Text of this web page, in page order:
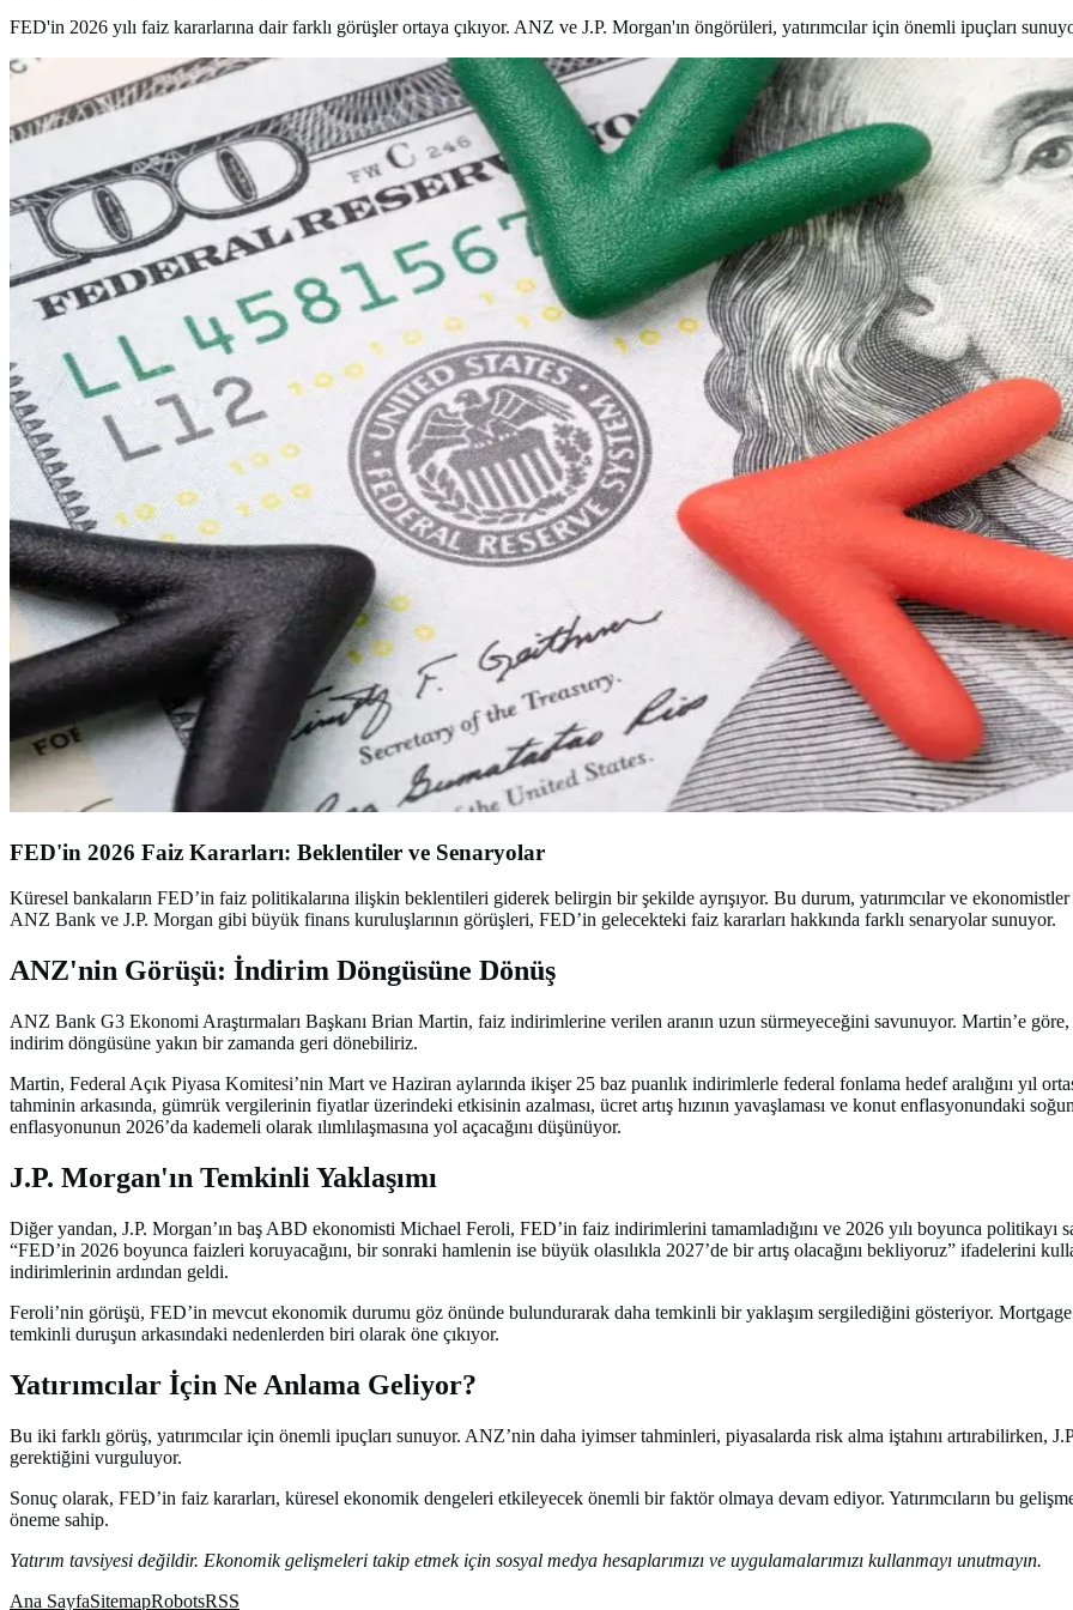
FED'in 2026 yılı faiz kararlarına dair farklı görüşler ortaya çıkıyor. ANZ ve J.P. Morgan'ın öngörüleri, yatırımcılar için önemli ipuçları
FED'in 2026 Faiz Kararları: Beklentiler ve Senaryolar
Küresel bankaların FED’in faiz politikalarına ilişkin beklentileri giderek belirgin bir şekilde ayrışıyor. Bu durum, yatırımcılar ve
ANZ Bank ve J.P. Morgan gibi büyük finans kuruluşlarının görüşleri, FED’in gelecekteki faiz kararları hakkında farklı senaryolar sunuyor.
ANZ'nin Görüşü: İndirim Döngüsüne Dönüş
ANZ Bank G3 Ekonomi Araştırmaları Başkanı Brian Martin, faiz indirimlerine verilen aranın uzun sürmeyeceğini savunuyor. Martin’e
indirim döngüsüne yakın bir zamanda geri dönebiliriz.
Martin, Federal Açık Piyasa Komitesi’nin Mart ve Haziran aylarında ikişer 25 baz puanlık indirimlerle federal fonlama hedef aralığını yıl
tahminin arkasında, gümrük vergilerinin fiyatlar üzerindeki etkisinin azalması, ücret artış hızının yavaşlaması ve konut enflasyonundaki
enflasyonunun 2026’da kademeli olarak ılımlılaşmasına yol açacağını düşünüyor.
J.P. Morgan'ın Temkinli Yaklaşımı
Diğer yandan, J.P. Morgan’ın baş ABD ekonomisti Michael Feroli, FED’in faiz indirimlerini tamamladığını ve 2026 yılı boyunca politikayı
“FED’in 2026 boyunca faizleri koruyacağını, bir sonraki hamlenin ise büyük olasılıkla 2027’de bir artış olacağını bekliyoruz” ifadelerini
indirimlerinin ardından geldi.
Feroli’nin görüşü, FED’in mevcut ekonomik durumu göz önünde bulundurarak daha temkinli bir yaklaşım sergilediğini gösteriyor.
temkinli duruşun arkasındaki nedenlerden biri olarak öne çıkıyor.
Yatırımcılar İçin Ne Anlama Geliyor?
Bu iki farklı görüş, yatırımcılar için önemli ipuçları sunuyor. ANZ’nin daha iyimser tahminleri, piyasalarda risk alma iştahını artırabilirken,
gerektiğini vurguluyor.
Sonuç olarak, FED’in faiz kararları, küresel ekonomik dengeleri etkileyecek önemli bir faktör olmaya devam ediyor. Yatırımcıların bu
öneme sahip.
Yatırım tavsiyesi değildir. Ekonomik gelişmeleri takip etmek için sosyal medya hesaplarımızı ve uygulamalarımızı kullanmayı unutmayın.
Ana SayfaSitemapRobotsRSS